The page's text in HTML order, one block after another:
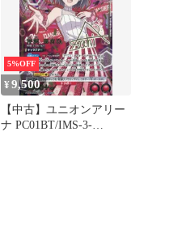
5%OFF
¥9,500
【中古】ユニオンアリー
ナ PC01BT/IMS-3-